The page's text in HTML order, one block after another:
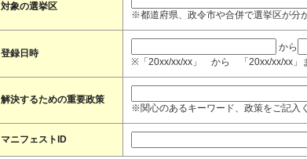
対象の選挙区
※都道府県、政令市や合併で選挙区が分
登録日時
から
※「20xx/xx/xx」 から 「20xx/xx/xx」
解決するための重要政策
※関心のあるキーワード、政策をご記入
マニフェストID